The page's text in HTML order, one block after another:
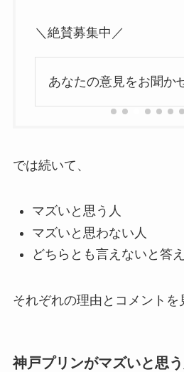
＼絶賛募集中／
あなたの意見をお聞か
では続いて、
マズいと思う人
マズいと思わない人
どちらとも言えないと答
それぞれの理由とコメントを
神戸プリンがマズいと思